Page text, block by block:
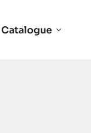
Catalogue